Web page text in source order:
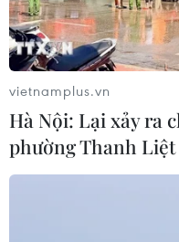
Cộng đồng người
thành kính tri ân các
27/07/2026 08:04
Kiều bào tại Đức tổ
vietnamplus.vn
Hà Nội: Lại xảy ra
phường Thanh Liệt